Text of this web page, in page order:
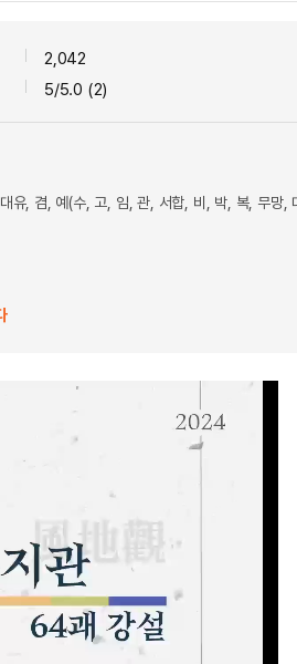
2,042
5/5.0 (2)
, 겸, 예(수, 고, 임, 관, 서합, 비, 박, 복, 무망,